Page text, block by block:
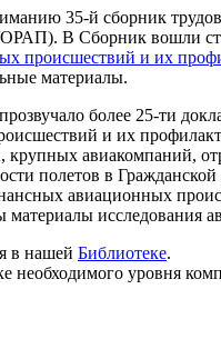
35-й сборник
В Сборник вошли
происшествий и их
материалы.
более 25-ти
и их
авиакомпаний,
полетов в
авиационных
исследования
в нашей Библиотеке.
необходимого уровня